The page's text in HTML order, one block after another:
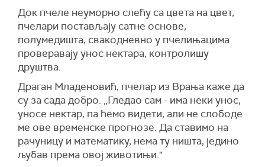
Док пчеле неуморно слећу са цвета на цвет,
пчелари постављају сатне основе,
полумедишта, свакодневно у пчелињацима
проверавају унос нектара, контролишу
друштва.
Драган Младеновић, пчелар из Врања каже да
су за сада добро. „Гледао сам - има неки унос,
уносе нектар, па ћемо видети, али не слободе
ме ове временске прогнозе. Да ставимо на
рачуницу и математику, нема ту ништа, једино
љубав према овој животињи."